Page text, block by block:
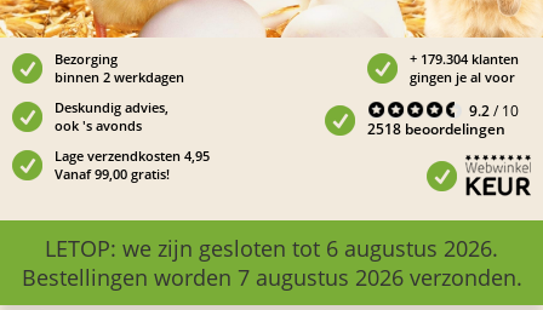
Bezorging
binnen 2 werkdagen
Deskundig advies,
ook 's avonds
Lage verzendkosten 4,95
Vanaf 99,00 gratis!
+ 179.304 klanten
gingen je al voor
9.2/ 10
2518 beoordelingen
LETOP: we zijn gesloten tot 6 augustus 2026.
Bestellingen worden 7 augustus 2026 verzonden.